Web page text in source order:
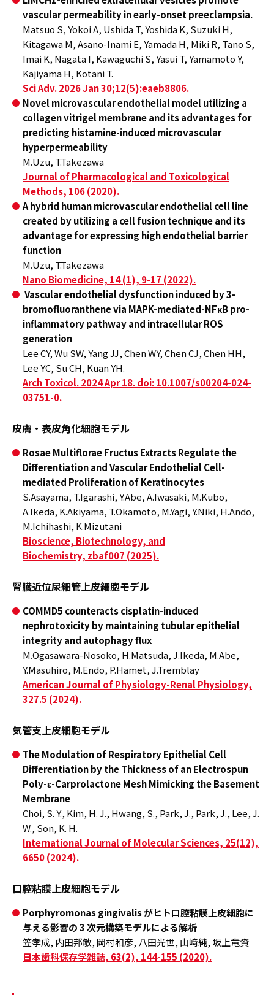
vascular permeability in early-onset preeclampsia.
Matsuo S, Yokoi A, Ushida T, Yoshida K, Suzuki H,
Kitagawa M, Asano-Inami E, Yamada H, Miki R, Tano S,
Imai K, Nagata I, Kawaguchi S, Yasui T, Yamamoto Y,
Kajiyama H, Kotani T.
Sci Adv. 2026 Jan 30;12(5):eaeb8806.
Novel microvascular endothelial model utilizing a
collagen vitrigel membrane and its advantages for
predicting histamine-induced microvascular
hyperpermeability
M.Uzu, T.Takezawa
Journal of Pharmacological and Toxicological
Methods, 106 (2020).
A hybrid human microvascular endothelial cell line
created by utilizing a cell fusion technique and its
advantage for expressing high endothelial barrier
function
M.Uzu, T.Takezawa
Nano Biomedicine, 14 (1), 9-17 (2022).
Vascular endothelial dysfunction induced by 3-
bromofluoranthene via MAPK-mediated-NFκB pro-
inflammatory pathway and intracellular ROS
generation
Lee CY, Wu SW, Yang JJ, Chen WY, Chen CJ, Chen HH,
Lee YC, Su CH, Kuan YH.
Arch Toxicol. 2024 Apr 18. doi: 10.1007/s00204-024-
03751-0.
皮膚・表皮角化細胞モデル
Rosae Multiflorae Fructus Extracts Regulate the
Differentiation and Vascular Endothelial Cell-
mediated Proliferation of Keratinocytes
S.Asayama, T.Igarashi, Y.Abe, A.Iwasaki, M.Kubo,
A.Ikeda, K.Akiyama, T.Okamoto, M.Yagi, Y.Niki, H.Ando,
M.Ichihashi, K.Mizutani
Bioscience, Biotechnology, and
Biochemistry, zbaf007 (2025).
腎臓近位尿細管上皮細胞モデル
COMMD5 counteracts cisplatin-induced
nephrotoxicity by maintaining tubular epithelial
integrity and autophagy flux
M.Ogasawara-Nosoko, H.Matsuda, J.Ikeda, M.Abe,
Y.Masuhiro, M.Endo, P.Hamet, J.Tremblay
American Journal of Physiology-Renal Physiology,
327.5 (2024).
気管支上皮細胞モデル
The Modulation of Respiratory Epithelial Cell
Differentiation by the Thickness of an Electrospun
Poly-ε-Carprolactone Mesh Mimicking the Basement
Membrane
Choi, S. Y., Kim, H. J., Hwang, S., Park, J., Park, J., Lee, J.
W., Son, K. H.
International Journal of Molecular Sciences, 25(12),
6650 (2024).
口腔粘膜上皮細胞モデル
Porphyromonas gingivalis がヒト口腔粘膜上皮細胞に
与える影響の 3 次元構築モデルによる解析
笠孝成, 内田邦敏, 岡村和彦, 八田光世, 山﨑純, 坂上竜資
日本歯科保存学雑誌, 63(2), 144-155 (2020).